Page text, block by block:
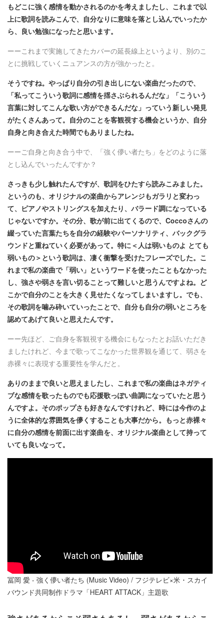
もどこに強く感情を動かされるのかを考えましたし、これまで以
上に歌詞を読みこんで、自分なりに意味を落とし込んでいったか
ら、良い勉強になったと思います。
ーーこれまで実施してきたカバーの延長線上というより、別のこ
とに挑戦していくニュアンスの方が強かったと。
そうですね。やっぱり自分の引き出しにない楽曲だったので、
「私ってこういう歌詞に感情を揺さぶられるんだな」「こういう
言葉に対してこんな歌い方ができるんだな」っていう新しい発見
がたくさんあって。自分のことを客観視する機会というか、自分
自身と向き合えた時間でもありましたね。
ーーご自身と向き合う中で、「強く儚い者たち」をどのように落
とし込んでいったんですか？
さっきも少し触れたんですが、歌詞をひたすら読みこみました。
というのも、オリジナルの楽曲からアレンジもガラリと変わっ
て、ピアノやストリングスを加えたり、バラード調になっている
じゃないですか。その分、歌が前に出てくるので、Coccoさんの
綴っていた言葉たちを自分の経験やパーソナリティ、バックグラ
ウンドと重ねていく必要があって。特に＜人は弱いものよ とても
弱いもの＞という歌詞は、凄く衝撃を受けたフレーズでした。こ
れまで私の楽曲で「弱い」というワードを使ったこともなかった
し、強さや弱さを言い切ることって難しいと思うんですよね。ど
こかで自分のことを大きく見せたくなってしまいますし。でも、
その歌詞を噛み砕いていったことで、自分も自分の弱いところを
認めてあげて良いと思えたんです。
ーー先ほど、ご自身を客観視する機会にもなったとお話いただき
ましたけれど、今まで歌ってこなかった世界観を通じて、弱さを
赤裸々に表現する重要性を学んだと。
ありのままで良いと思えましたし、これまで私の楽曲はネガティ
ブな感情を歌ったものでも応援歌っぽい曲調になっていたと思う
んですよ。そのポップさも好きなんですけれど、時には今作のよ
うに全体的な雰囲気を儚くすることも大事だから。もっと赤裸々
に自分の感情を前面に出す楽曲を、オリジナル楽曲として持って
いても良いなって。
冨岡 愛 - 強く儚い者たち (Music Video) / フジテレビ×米・スカイ
バウンド共同制作ドラマ「HEART ATTACK」主題歌